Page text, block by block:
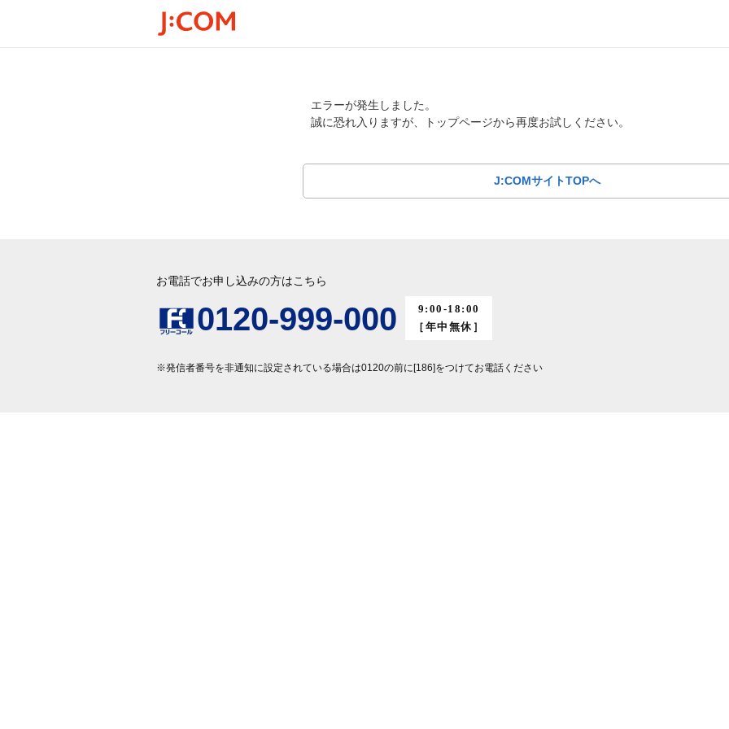
エラーが発生しました。
誠に恐れ入りますが、トップページから再度お試しください。
J:COMサイトTOPへ
お電話でお申し込みの方はこちら
0120-999-000
9:00-18:00
［年中無休］
※発信者番号を非通知に設定されている場合は0120の前に[186]をつけてお電話ください